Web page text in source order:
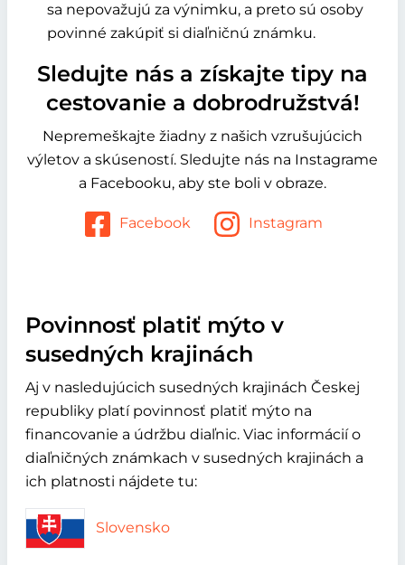
sa nepovažujú za výnimku, a preto sú osoby
povinné zakúpiť si diaľničnú známku.
Sledujte nás a získajte tipy na
cestovanie a dobrodružstvá!
Nepremeškajte žiadny z našich vzrušujúcich
výletov a skúseností. Sledujte nás na Instagrame
a Facebooku, aby ste boli v obraze.
Facebook Instagram
Povinnosť platiť mýto v
susedných krajinách
Aj v nasledujúcich susedných krajinách Českej
republiky platí povinnosť platiť mýto na
financovanie a údržbu diaľnic. Viac informácií o
diaľničných známkach v susedných krajinách a
ich platnosti nájdete tu:
Slovensko